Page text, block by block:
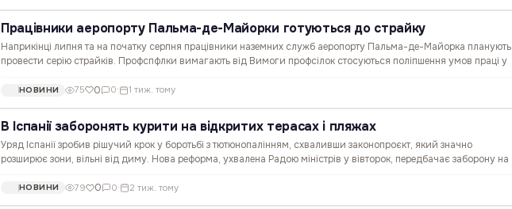
Працівники аеропорту Пальма-де-Майорки готуються до страйку
Наприкінці липня та на початку серпня працівники наземних служб аеропорту Пальма-де-Майорка планують
провести серію страйків. Профспфлки вимагають від Вимоги профсілок стосуються поліпшення умов праці у
НОВИНИ 75 0 0· 1 тиж. тому
В Іспанії заборонять курити на відкритих терасах і пляжах
Уряд Іспанії зробив рішучий крок у боротьбі з тютюнопалінням, схваливши законопроєкт, який значно
розширює зони, вільні від диму. Нова реформа, ухвалена Радою міністрів у вівторок, передбачає заборону на
НОВИНИ 79 0 0· 2 тиж. тому